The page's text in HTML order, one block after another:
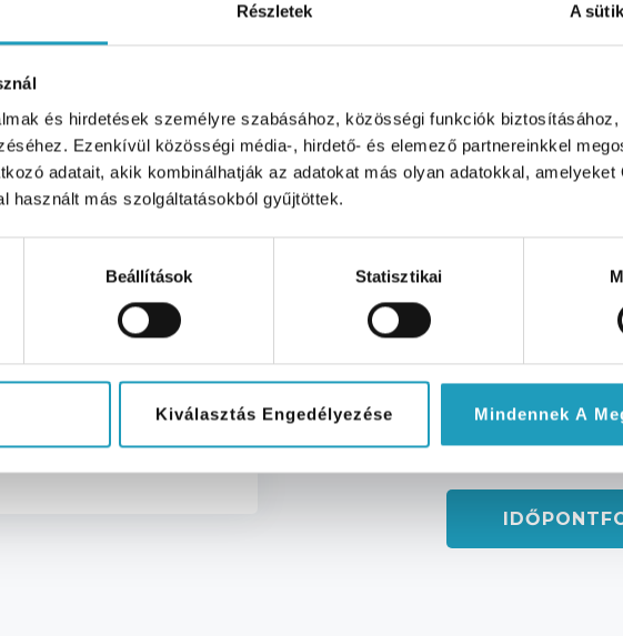
Részletek A
és hirdetések személyre szabásához, közösségi funkciók biztosításához,
Ezenkívül közösségi média-, hirdető- és elemező partnereinkkel
adatait, akik kombinálhatják az adatokat más olyan adatokkal, amelyeket
használt más szolgáltatásokból gyűjtöttek.
Beállítások Statisztikai
Kiválasztás Engedélyezése Mindennek A
fájdalmat okozni, azonban a panaszok pontos lokalizálása és a
vizsgálat során tapasztalt fájdalom mértéke és jellege is fontos
a megfelelő kezelésre, amely lehet gyógyszeres terápia,
perces eljárás, amely kulcsfontosságú a pontos diagnózis
Foglaljon